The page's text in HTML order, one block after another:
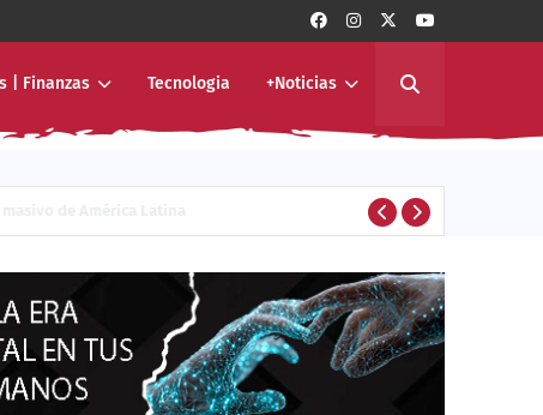
| Finanzas Tecnologia +Noticias
de América Latina